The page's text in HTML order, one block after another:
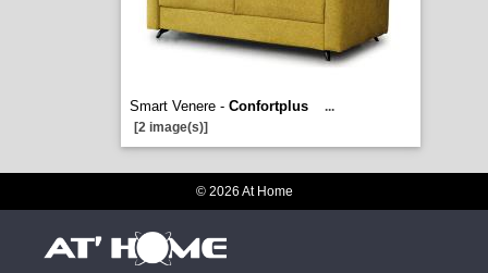
Smart Venere - Confortplus
...
[2 image(s)]
© 2026 At Home